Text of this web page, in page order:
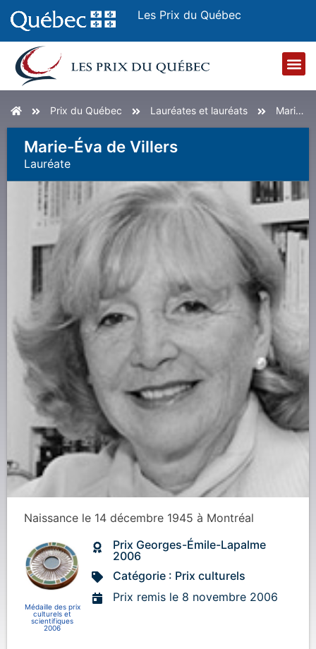
Les Prix du Québec
AccueilPrix du Québec Lauréates et lauréats Marie-Éva de Villers
Marie-Éva de Villers
LauréatE
Naissance le 14 décembre 1945 à Montréal
Médaille des prix
culturels et
scientifiques
2006
Prix Georges-Émile-Lapalme
2006
Catégorie : Prix culturels
Prix remis le 8 novembre 2006